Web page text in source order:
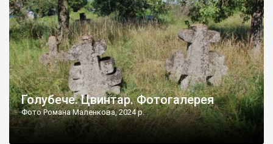
різноманітних форм хрестів. Село відносно невелике, […]
Голубече. Цвинтар. Фотогалерея
Фото Романа Маленкова, 2024 р.